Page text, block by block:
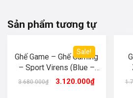
Sản phẩm tương tự
Sale!
Ghế Game – Ghế Gaming
– Sport Virens (Blue –
Black)
3.680.000₫ 3.120.000₫